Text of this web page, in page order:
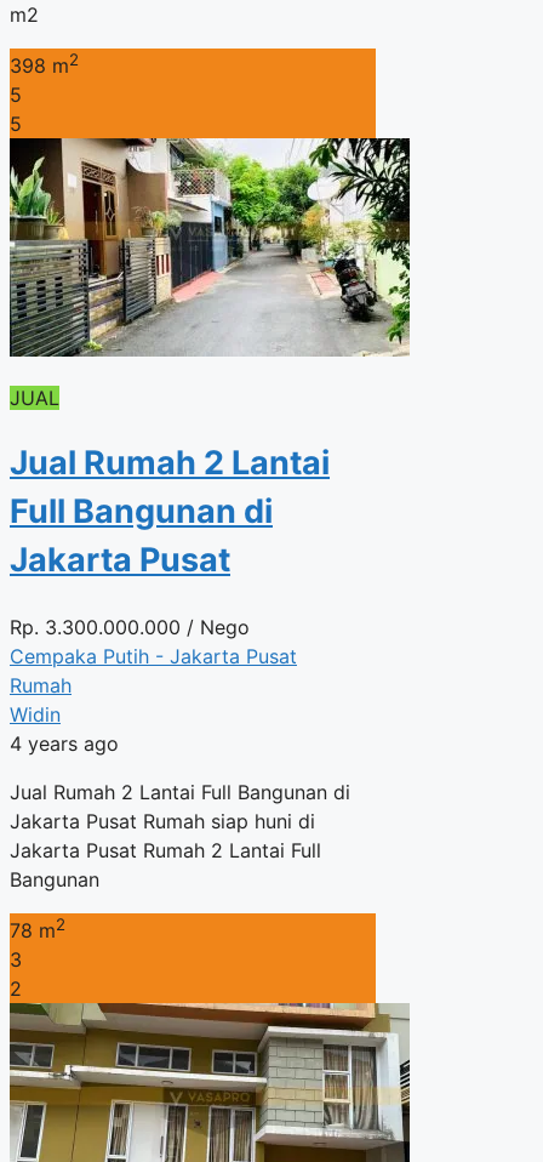
m2
398 m2
5
5
JUAL
Jual Rumah 2 Lantai
Full Bangunan di
Jakarta Pusat
Rp. 3.300.000.000 / Nego
Cempaka Putih - Jakarta Pusat
Rumah
Widin
4 years ago
Jual Rumah 2 Lantai Full Bangunan di
Jakarta Pusat Rumah siap huni di
Jakarta Pusat Rumah 2 Lantai Full
Bangunan
78 m2
3
2